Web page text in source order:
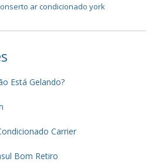
ar condicionado york
Está Gelando?
Carrier
Bom Retiro